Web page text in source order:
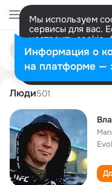
Мы используем
сервисы для вас.
настроить
представитель.
Разрешить все
Поиск
людям
vladimir
Люди501
Информация о
на платформе —